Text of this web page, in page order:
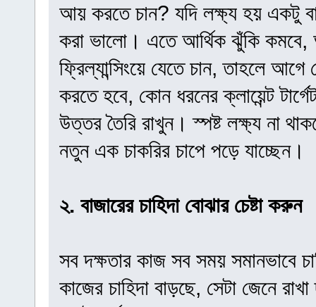
আয় করতে চান? যদি লক্ষ্য হয় একটু
করা ভালো। এতে আর্থিক ঝুঁকি কমবে,
ফ্রিল্যান্সিংয়ে যেতে চান, তাহলে
করতে হবে, কোন ধরনের ক্লায়েন্ট
উত্তর তৈরি রাখুন। স্পষ্ট লক্ষ্য না
নতুন এক চাকরির চাপে পড়ে যাচ্ছেন।
২. বাজারের চাহিদা বোঝার চেষ্টা করুন
সব দক্ষতার কাজ সব সময় সমানভাবে
কাজের চাহিদা বাড়ছে, সেটা জেনে